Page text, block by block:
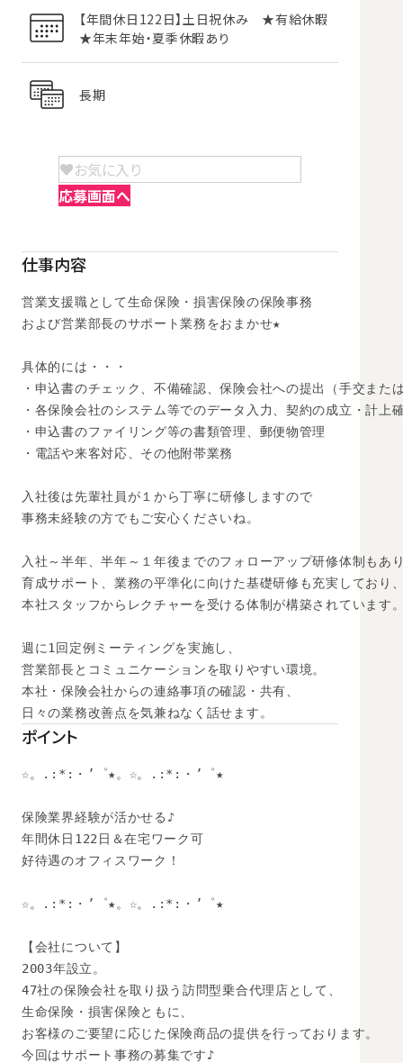
【年間休日122日】土日祝休み ★有給休暇
★年末年始・夏季休暇あり
長期
お気に入り
応募画面へ
仕事内容
営業支援職として生命保険・損害保険の保険事務
および営業部長のサポート業務をおまかせ★
具体的には・・・
・申込書のチェック、不備確認、保険会社への提出（手交また
・各保険会社のシステム等でのデータ入力、契約の成立・計上
・申込書のファイリング等の書類管理、郵便物管理
・電話や来客対応、その他附帯業務
入社後は先輩社員が１から丁寧に研修しますので
事務未経験の方でもご安心くださいね。
入社～半年、半年～１年後までのフォローアップ研修体制もあ
育成サポート、業務の平準化に向けた基礎研修も充実しており
本社スタッフからレクチャーを受ける体制が構築されています
週に1回定例ミーティングを実施し、
営業部長とコミュニケーションを取りやすい環境。
本社・保険会社からの連絡事項の確認・共有、
日々の業務改善点を気兼ねなく話せます。
ポイント
☆。.:*:・’゜★。☆。.:*:・’゜★
保険業界経験が活かせる♪
年間休日122日＆在宅ワーク可
好待遇のオフィスワーク！
☆。.:*:・’゜★。☆。.:*:・’゜★
【会社について】
2003年設立。
47社の保険会社を取り扱う訪問型乗合代理店として、
生命保険・損害保険ともに、
お客様のご要望に応じた保険商品の提供を行っております。
今回はサポート事務の募集です♪